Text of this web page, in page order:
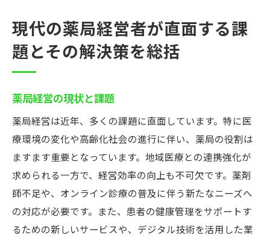
現代の薬局経営者が直面する課
題とその解決策を総括
薬局経営の現状と課題
薬局経営は近年、多くの課題に直面しています。特に医
療環境の変化や高齢化社会の進行に伴い、薬局の役割は
ますます重要となっています。地域医療との連携強化が
求められる一方で、経営効率の向上も不可欠です。薬剤
師不足や、オンライン診療の普及に伴う新たなニーズへ
の対応が必要です。また、患者の健康管理をサポートす
るための新しいサービスや、デジタル技術を活用した業